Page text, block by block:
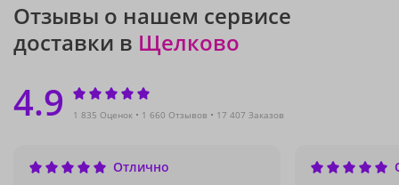
Отзывы о нашем сервисе
доставки в Щелково
4.9 1 835 Оценок 1 660 Отзывов 17 407 Заказов
Отлично